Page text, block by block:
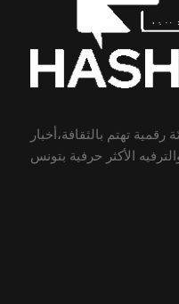
تهتم بالثقافة،أخبار
الأكثر حرفية بتونس